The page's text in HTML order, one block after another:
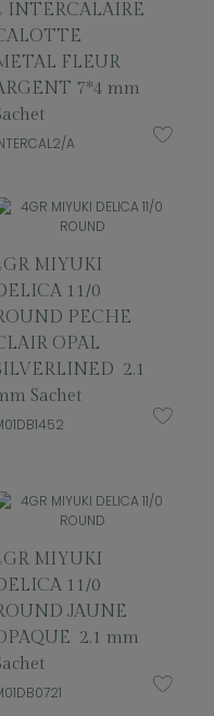
INTERCALAIRE
FLEUR
7*4 mm
A
MIYUKI
11/0
PECHE
OPAL
2.1
Sachet
MIYUKI
11/0
JAUNE
2.1 mm